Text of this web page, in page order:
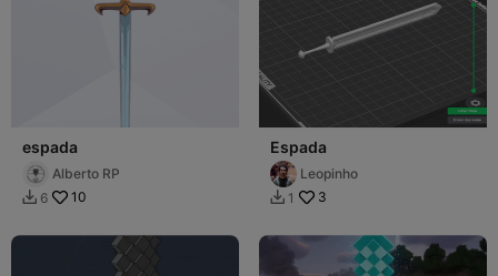
espada
Alberto RP
 6 10
Espada
Leopinho
 1 3